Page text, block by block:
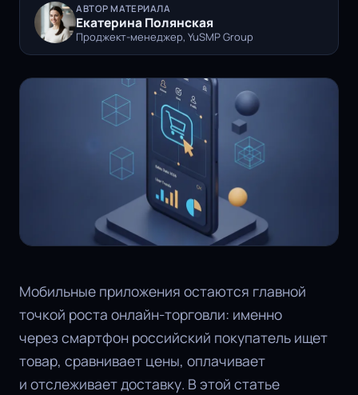
АВТОР МАТЕРИАЛА
Екатерина Полянская
Проджект-менеджер, YuSMP Group
Мобильные приложения остаются главной
точкой роста онлайн-торговли: именно
через смартфон российский покупатель ищет
товар, сравнивает цены, оплачивает
и отслеживает доставку. В этой статье